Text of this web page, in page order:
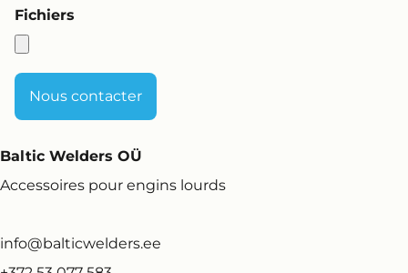
Fichiers
Baltic Welders OÜ
Accessoires pour engins lourds
info@balticwelders.ee